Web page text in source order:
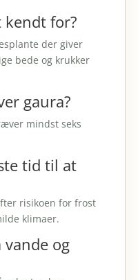
kendt for?
der giver
bede og krukker
gaura?
mindst seks
tid til at
risikoen for frost
klimaer.
vande og